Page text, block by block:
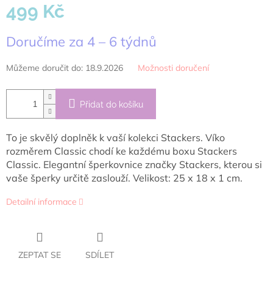
499 Kč
cena:
Doručíme za 4 – 6 týdnů
Můžeme doručit do: 18.9.2026 Možnosti doručení
Přidat do košíku
To je skvělý doplněk k vaší kolekci Stackers. Víko
rozměrem Classic chodí ke každému boxu Stackers
Classic. Elegantní šperkovnice značky Stackers, kterou si
vaše šperky určitě zaslouží. Velikost: 25 x 18 x 1 cm.
Detailní informace
ZEPTAT SE SDÍLET